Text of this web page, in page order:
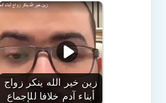
زين خير الله ينكر زواج
أبناء آدم خلافا للإجماع